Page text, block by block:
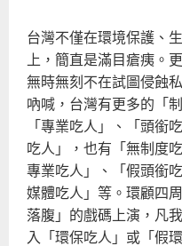
台灣不僅在環境保護、
上，簡直是滿目瘡痍。
無時無刻不在試圖侵蝕
吶喊，台灣有更多的「
「專業吃人」、「頭銜
吃人」，也有「無制度
專業吃人」、「假頭銜
媒體吃人」等。環顧四
落腹」的戲碼上演，凡
入「環保吃人」或「假